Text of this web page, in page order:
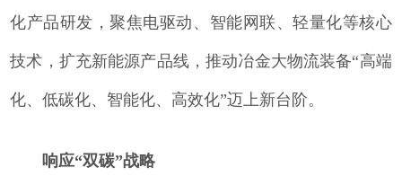
化产品研发，聚焦电驱动、智能网联、轻量化等核心
技术，扩充新能源产品线，推动冶金大物流装备“高端
化、低碳化、智能化、高效化”迈上新台阶。
响应“双碳”战略